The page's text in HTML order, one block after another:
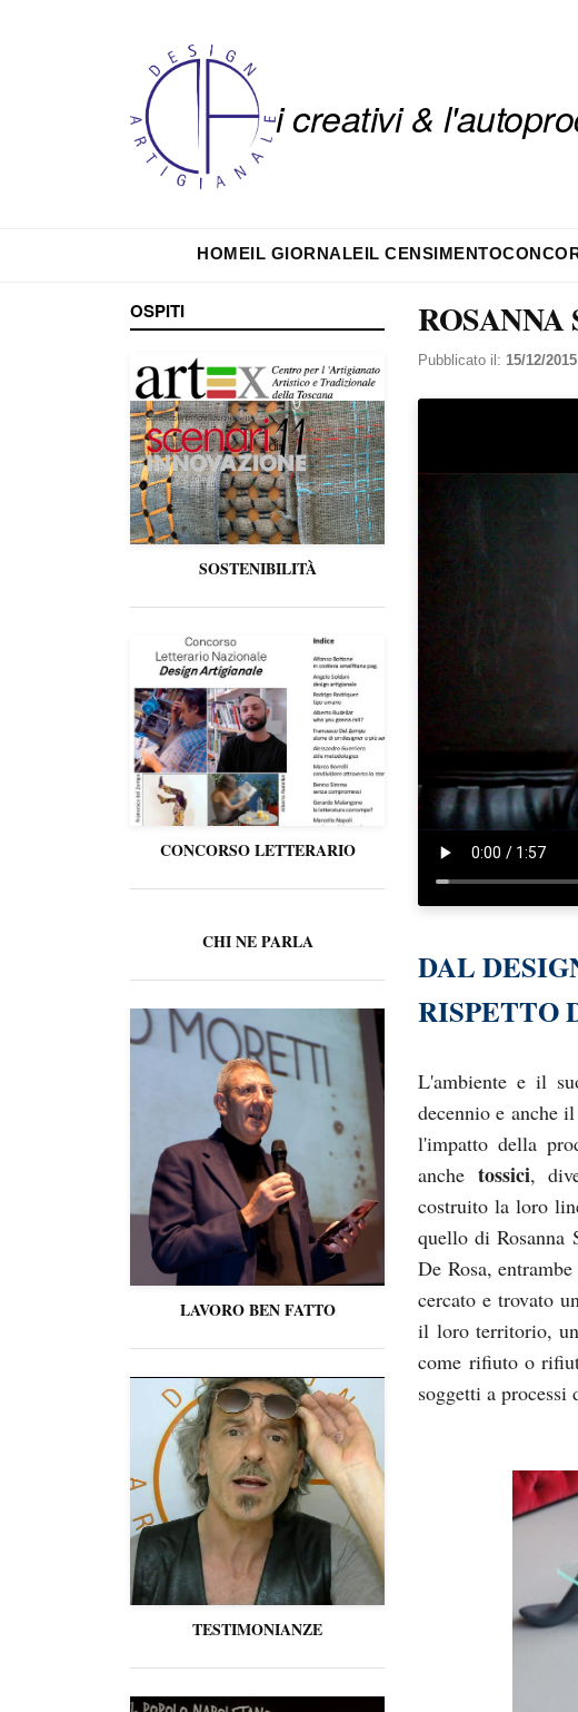
i creativi &
HOMEIL GIORNALEIL CENSIMENTO
OSPITI
SOSTENIBILITÀ
CONCORSO LETTERARIO
CHI NE PARLA
LAVORO BEN FATTO
TESTIMONIANZE
ROSANNA
Pubblicato il:15/12/2015
DAL
RISPETTO
L'ambiente e il
decennio e anche
l'impatto della
anche tossici,
costruito la loro
quello di Rosanna
De Rosa,
cercato e trovato
il loro territorio,
come rifiuto o
soggetti a processi